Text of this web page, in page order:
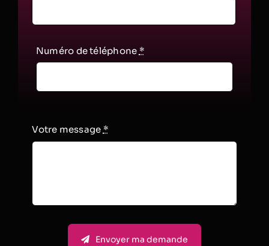
Numéro de téléphone *
Votre message *
Envoyer ma demande